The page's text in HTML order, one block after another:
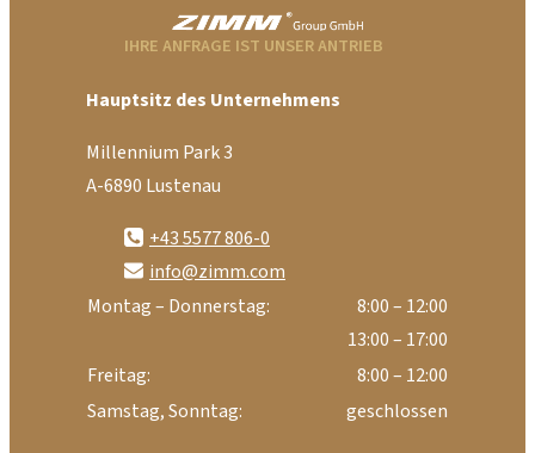
IHRE ANFRAGE IST UNSER ANTRIEB
Hauptsitz des Unternehmens
Millennium Park 3
A-6890 Lustenau
+43 5577 806-0
info@zimm.com
Montag – Donnerstag:
8:00 – 12:00
13:00 – 17:00
Freitag:
8:00 – 12:00
Samstag, Sonntag:
geschlossen